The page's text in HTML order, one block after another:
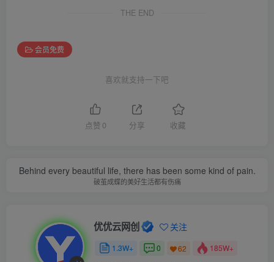
THE END
会员免费
喜欢就支持一下吧
点赞 0 分享 收藏
Behind every beautiful life, there has been some kind of pain.
破茧成蝶的美好生活都有伤痛
优优云网创 关注
1.3W+ 0 62 185W+